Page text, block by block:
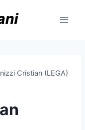
Cristian (LEGA)